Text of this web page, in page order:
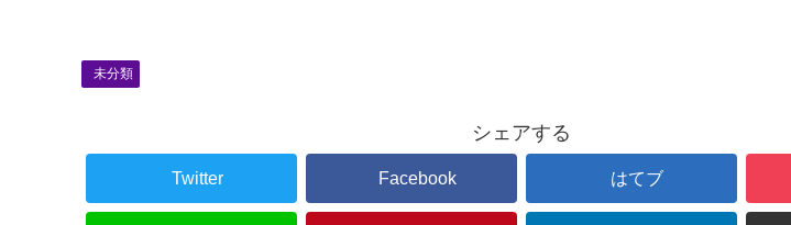
未分類
シェアする
Twitter Facebook はてブ